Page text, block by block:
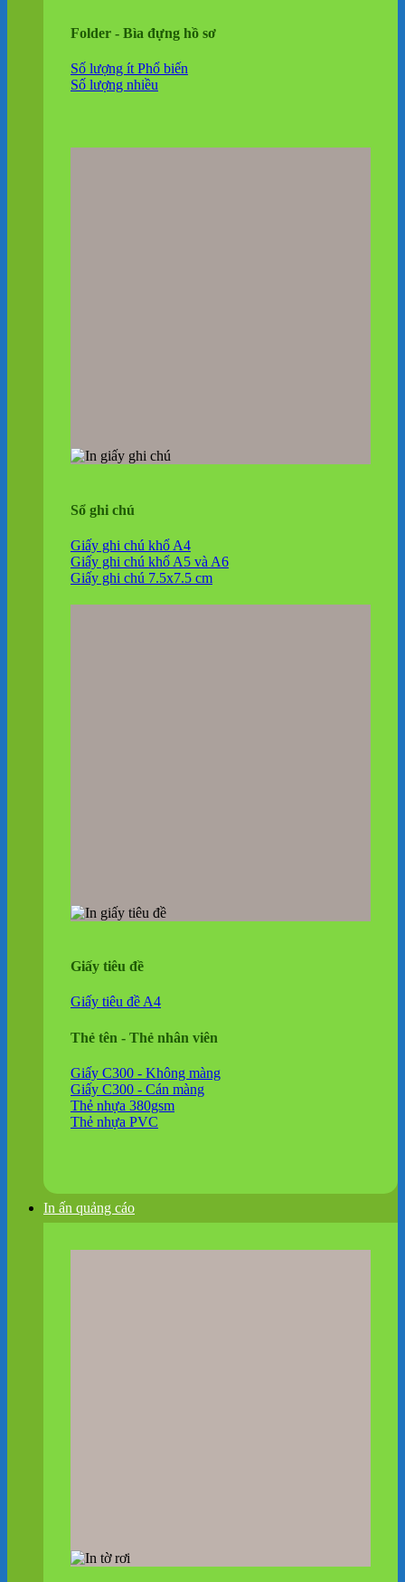
Folder - Bìa đựng hồ sơ
Số lượng ít
Số lượng nhiều
Sổ ghi chú
Giấy ghi chú khổ A4
Giấy ghi chú khổ A5 và A6
Giấy ghi chú 7.5x7.5 cm
Giấy tiêu đề
Giấy tiêu đề A4
Thẻ tên - Thẻ nhân viên
Giấy C300 - Không màng
Giấy C300 - Cán màng
Thẻ nhựa 380gsm
Thẻ nhựa PVC
In ấn quảng cáo